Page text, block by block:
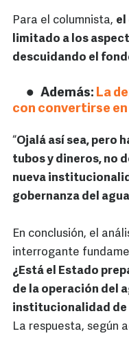
Para el columnista, el
limitado a los
descuidando el
Además: La
con convertirse
“Ojalá así sea, pero
tubos y dineros, no
nueva
gobernanza del
En conclusión, el
interrogante
¿Está el Estado
de la operación del
institucionalidad de
La respuesta, según